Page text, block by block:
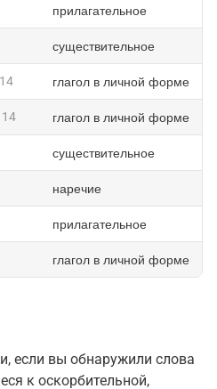
прилагательное
существительное
14 глагол в личной форме
14 глагол в личной форме
существительное
наречие
прилагательное
глагол в личной форме
если вы обнаружили слова
к оскорбительной,